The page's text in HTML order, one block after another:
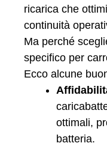
ricarica che
continuità
Ma perché
specifico per
Ecco alcune
ottimali,
batteria.